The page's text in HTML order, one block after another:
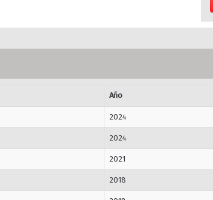
Año
2024
2024
2021
2018